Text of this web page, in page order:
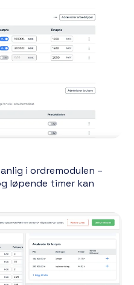
i ordremodulen –
løpende timer kan